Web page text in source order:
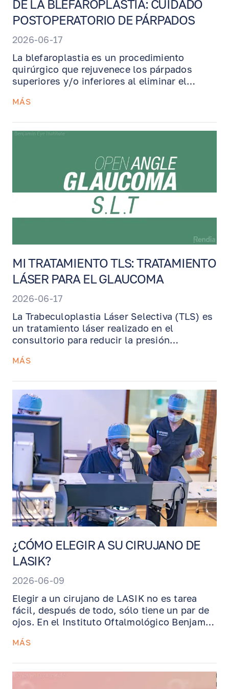
DE LA BLEFAROPLASTIA: CUIDADO
POSTOPERATORIO DE PÁRPADOS
2026-06-17
La blefaroplastia es un procedimiento
quirúrgico que rejuvenece los párpados
superiores y/o inferiores al eliminar el
de recuperación explica qué esperar
incluyendo inflamación, moretones,
compresas frías, retiro de suturas,
importantes para apoyar una recuperación
segura y el mejor resultado estético posible.
MÁS
MI TRATAMIENTO TLS: TRATAMIENTO
LÁSER PARA EL GLAUCOMA
2026-06-17
La Trabeculoplastia Láser Selectiva (TLS) es
un tratamiento láser realizado en el
consultorio para reducir la presión
hipertensión ocular. Esta guía explica cómo
procedimiento, cómo se utiliza la estrategia
de tratamiento de 180° del Dr. Benjamin, y
por qué la TLS puede ayudar a reducir o
retrasar la necesidad de gotas diarias para el
glaucoma.
MÁS
¿CÓMO ELEGIR A SU CIRUJANO DE
LASIK?
2026-06-09
Elegir a un cirujano de LASIK no es tarea
fácil, después de todo, sólo tiene un par de
ojos. En el Instituto Oftalmológico Benjamin,
última generación y las habilidades
¡Lea más para ver qué hace que nuestra
práctica se destaque!
MÁS